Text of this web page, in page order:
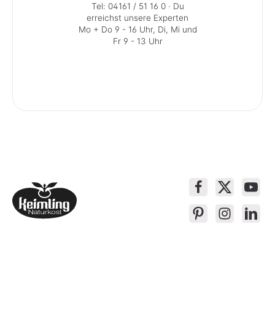
Tel: 04161 / 51 16 0· Du
erreichst unsere Experten
Mo + Do 9 - 16 Uhr, Di, Mi und
Fr 9 - 13 Uhr